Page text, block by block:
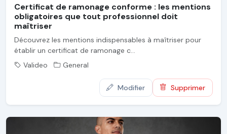
Certificat de ramonage conforme : les mentions
obligatoires que tout professionnel doit
maîtriser
Découvrez les mentions indispensables à maîtriser pour
établir un certificat de ramonage c...
Valideo
General
Modifier Supprimer